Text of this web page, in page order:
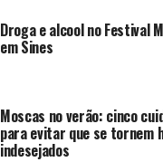
Droga e alcool no Festival
em Sines
Moscas no verão: cinco
para evitar que se tornem
indesejados